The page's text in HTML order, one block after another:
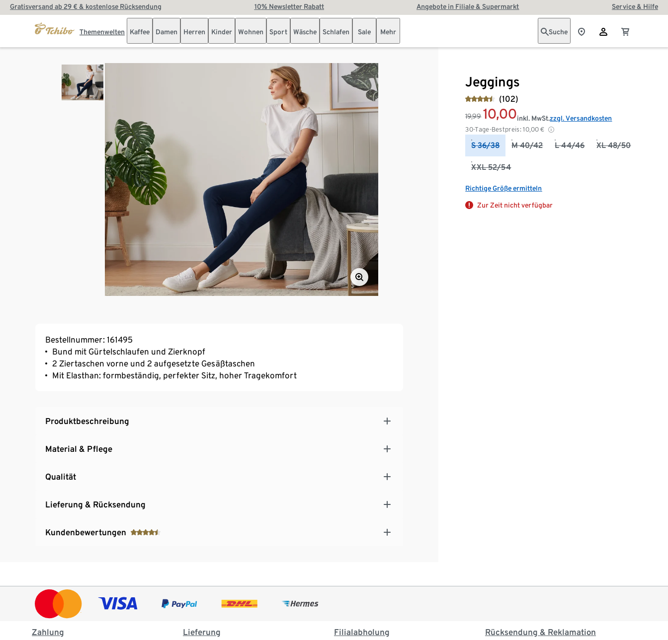
Gratisversand ab 29 € & kostenlose Rücksendung 10% Newsletter Rabatt Angebote in Filiale & Supermarkt Service & Hilfe
Themenwelten Kaffee Damen Herren Kinder Wohnen Sport Wäsche Schlafen Sale Mehr Suche
Jeggings
(102)
19,99 10,00
30-Tage-Bestpreis: 10,00 €
inkl. MwSt.zzgl. Versandkosten
S 36/38 M 40/42 L 44/46 XL 48/50
XXL 52/54
Richtige Größe ermitteln
Zur Zeit nicht verfügbar
Bestellnummer: 161495
Bund mit Gürtelschlaufen und Zierknopf
2 Ziertaschen vorne und 2 aufgesetzte Gesäßtaschen
Mit Elasthan: formbeständig, perfekter Sitz, hoher Tragekomfort
Produktbeschreibung
Material & Pflege
Qualität
Lieferung & Rücksendung
Kundenbewertungen
Zahlung Lieferung Filialabholung Rücksendung & Reklamation